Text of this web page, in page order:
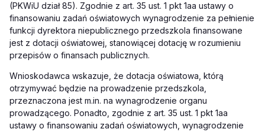
(PKWiU dział 85). Zgodnie z art. 35 ust. 1 pkt 1aa ustawy o
finansowaniu zadań oświatowych wynagrodzenie za pełnienie
funkcji dyrektora niepublicznego przedszkola finansowane
jest z dotacji oświatowej, stanowiącej dotację w rozumieniu
przepisów o finansach publicznych.
Wnioskodawca wskazuje, że dotacja oświatowa, którą
otrzymywać będzie na prowadzenie przedszkola,
przeznaczona jest m.in. na wynagrodzenie organu
prowadzącego. Ponadto, zgodnie z art. 35 ust. 1 pkt 1aa
ustawy o finansowaniu zadań oświatowych, wynagrodzenie